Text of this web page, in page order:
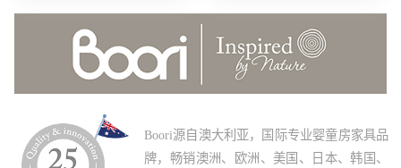
Boori源自澳大利亚，国际专业婴童房家具品
牌，畅销澳洲、欧洲、美国、日本、韩国、